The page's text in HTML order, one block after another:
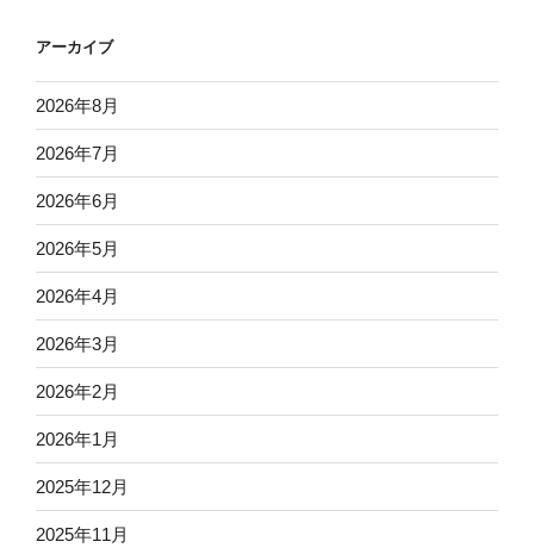
アーカイブ
2026年8月
2026年7月
2026年6月
2026年5月
2026年4月
2026年3月
2026年2月
2026年1月
2025年12月
2025年11月